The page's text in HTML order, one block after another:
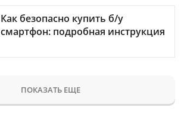
Как безопасно купить б/у
смартфон: подробная инструкция
ПОКАЗАТЬ ЕЩЕ